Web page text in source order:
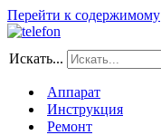
Перейти к содержимому
Искать...
Аппарат
Инструкция
Ремонт